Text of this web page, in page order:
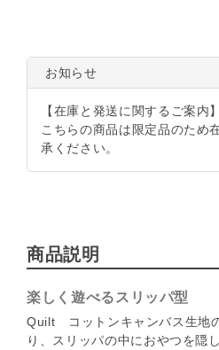
お知らせ
【在庫と発送に関するご案内】
こちらの商品は限定品のため
承ください。
商品説明
楽しく遊べるスリッパ型
Quilt コットンキャンバス生地
り、スリッパの中におやつを隠